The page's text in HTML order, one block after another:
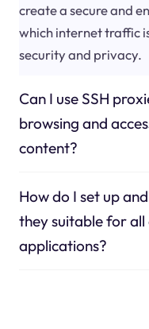
create a secure and
which internet traffic
security and privacy.
Can I use SSH
browsing and
content?
How do I set up
they suitable for all
applications?